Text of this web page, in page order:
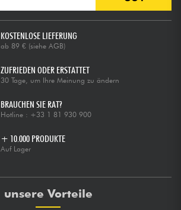
KOSTENLOSE LIEFERUNG
ab 89 € (siehe AGB)
ZUFRIEDEN ODER ERSTATTET
30 Tage, um Ihre Meinung zu ändern
BRAUCHEN SIE RAT?
Hotline : +33 1 81 930 900
+ 10.000 PRODUKTE
Auf Lager
unsere Vorteile